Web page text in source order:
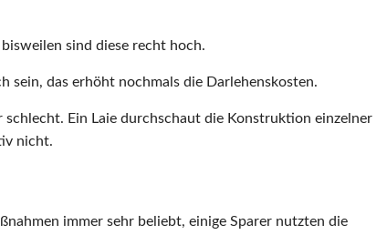
sind diese recht hoch.
sein, das erhöht nochmals die Darlehenskosten.
schlecht. Ein Laie durchschaut die Konstruktion einzelner
nicht.
immer sehr beliebt, einige Sparer nutzten die